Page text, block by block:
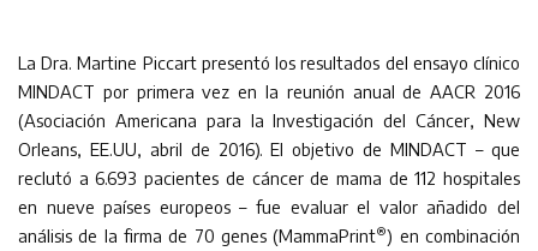
La Dra. Martine Piccart presentó los resultados del ensayo clínico
MINDACT por primera vez en la reunión anual de AACR 2016
(Asociación Americana para la Investigación del Cáncer, New
Orleans, EE.UU, abril de 2016). El objetivo de MINDACT – que
reclutó a 6.693 pacientes de cáncer de mama de 112 hospitales
en nueve países europeos – fue evaluar el valor añadido del
análisis de la firma de 70 genes (MammaPrint®) en combinación